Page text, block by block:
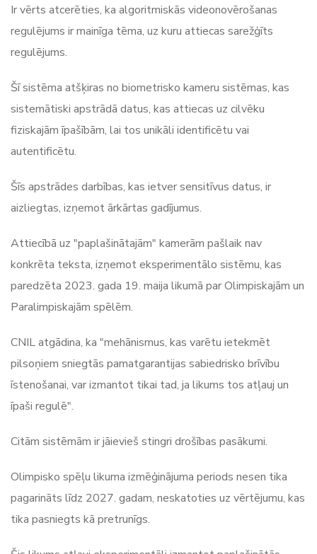
Ir vērts atcerēties, ka algoritmiskās videonovērošanas
regulējums ir mainīga tēma, uz kuru attiecas sarežģīts
regulējums.
Šī sistēma atšķiras no biometrisko kameru sistēmas, kas
sistemātiski apstrādā datus, kas attiecas uz cilvēku
fiziskajām īpašībām, lai tos unikāli identificētu vai
autentificētu.
Šīs apstrādes darbības, kas ietver sensitīvus datus, ir
aizliegtas, izņemot ārkārtas gadījumus.
Attiecībā uz "paplašinātajām" kamerām pašlaik nav
konkrēta teksta, izņemot eksperimentālo sistēmu, kas
paredzēta 2023. gada 19. maija likumā par Olimpiskajām un
Paralimpiskajām spēlēm.
CNIL atgādina, ka "mehānismus, kas varētu ietekmēt
pilsoņiem sniegtās pamatgarantijas sabiedrisko brīvību
īstenošanai, var izmantot tikai tad, ja likums tos atļauj un
īpaši regulē".
Citām sistēmām ir jāievieš stingri drošības pasākumi.
Olimpisko spēļu likuma izmēģinājuma periods nesen tika
pagarināts līdz 2027. gadam, neskatoties uz vērtējumu, kas
tika pasniegts kā pretrunīgs.